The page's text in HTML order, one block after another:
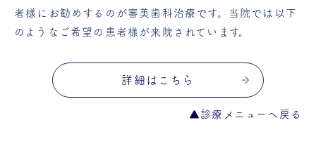
者様にお勧めするのが審美歯科治療です。当院では以下
のようなご希望の患者様が来院されています。
詳細はこちら
▲診療メニューへ戻る